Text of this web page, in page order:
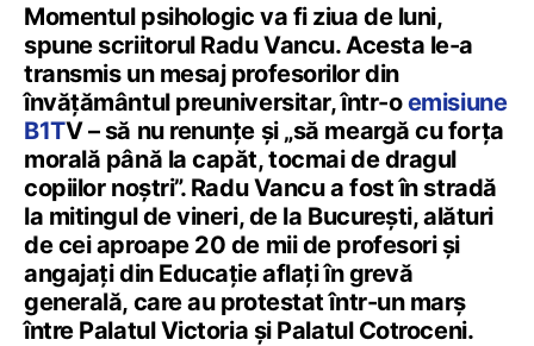
Momentul psihologic va fi ziua de luni,
spune scriitorul Radu Vancu. Acesta le-a
transmis un mesaj profesorilor din
învățământul preuniversitar, într-oemisiune
B1TV – să nu renunțe și „să meargă cu forța
morală până la capăt, tocmai de dragul
copiilor noștri”. Radu Vancu a fost în stradă
la mitingul de vineri, de la București, alături
de cei aproape 20 de mii de profesori și
angajați din Educație aflați în grevă
generală, care au protestat într-un marș
între Palatul Victoria și Palatul Cotroceni.